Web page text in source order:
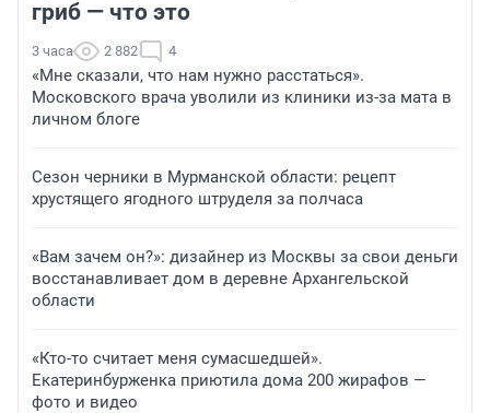
гриб — что это
3 часа 2 882 4
«Мне сказали, что нам нужно расстаться».
Московского врача уволили из клиники из-за мата в
личном блоге
Сезон черники в Мурманской области: рецепт
хрустящего ягодного штруделя за полчаса
«Вам зачем он?»: дизайнер из Москвы за свои деньги
восстанавливает дом в деревне Архангельской
области
«Кто-то считает меня сумасшедшей».
Екатеринбурженка приютила дома 200 жирафов —
фото и видео